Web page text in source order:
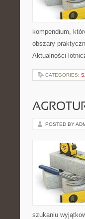
kompendium,
obszary
Aktualności
CATEGORIES:
POSTED BY
szukaniu